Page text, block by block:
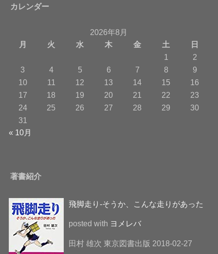
カレンダー
2026年8月
月
火 水 木 金 土
日
1
2
3
4 5 6 7 8
9
10
11 12 13 14 15
16
17
18 19 20 21 22
23
24
25 26 27 28 29
30
31
« 10月
著書紹介
飛脚走り-そうか、こんな走りがあった
posted with ヨメレバ
田村 雄次 東京図書出版 2018-02-27